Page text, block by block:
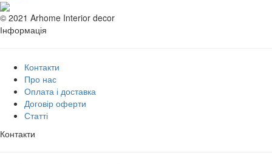
© 2021 Arhome Interior decor
Інформація
Контакти
Про нас
Оплата і доставка
Договір оферти
Статті
Контакти